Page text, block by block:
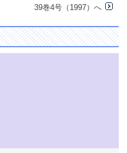
39巻4号（1997）へ